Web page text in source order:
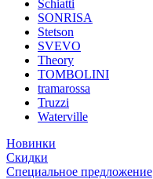
Schiatti
SONRISA
Stetson
SVEVO
Theory
TOMBOLINI
tramarossa
Truzzi
Waterville
Новинки
Скидки
Специальное предложение